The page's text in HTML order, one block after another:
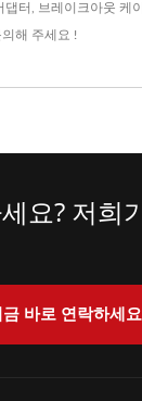
댑터 브레이크아웃 케
해 주세요 !
요? 저희
금 바로 연락하세